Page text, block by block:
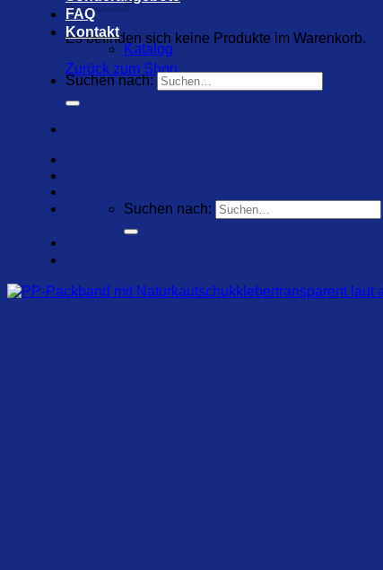
Es befinden sich keine Produkte im Warenkorb.
Zurück zum Shop
FAQ
Kontakt
Katalog
Suchen nach:
Suchen nach: